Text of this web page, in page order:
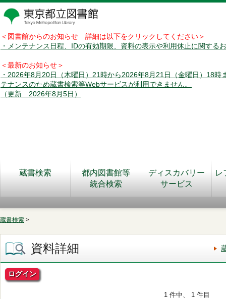
＜図書館からのお知らせ 詳細は以下をクリックしてください＞
・メンテナンス日程、IDの有効期限、資料の表示や利用休止に関する
＜最新のお知らせ＞
・2026年8月20日（木曜日）21時から2026年8月21日（金曜日）18時
テナンスのため蔵書検索等Webサービスが利用できません。
（更新 2026年8月5日）
蔵書検索
都内図書館等
統合検索
ディスカバリー
サービス
レ
蔵書検索 >
資料詳細
ログイン
1 件中、 1 件目